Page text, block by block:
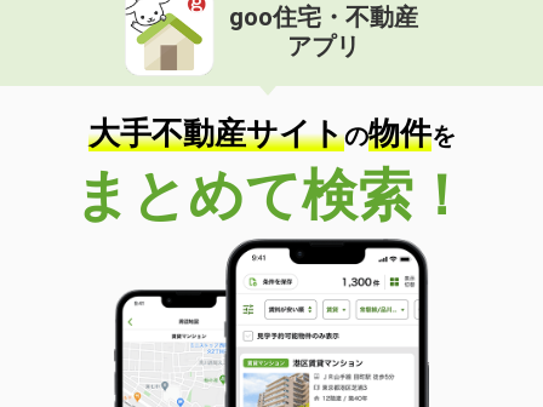
goo住宅・不動産
アプリ
大手不動産サイトの物件を
まとめて検索！